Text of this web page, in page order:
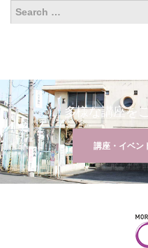
多様な講座を
講座・イベン